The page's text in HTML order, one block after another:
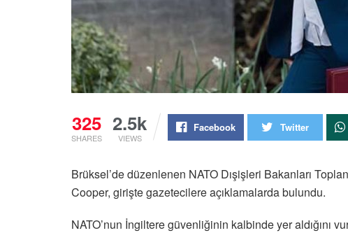
325
SHARES
2.5k
VIEWS
Facebook Twitter
Brüksel’de düzenlenen NATO Dışişleri Bakanları
Cooper, girişte gazetecilere açıklamalarda bulundu.
NATO’nun İngiltere güvenliğinin kalbinde yer aldığını